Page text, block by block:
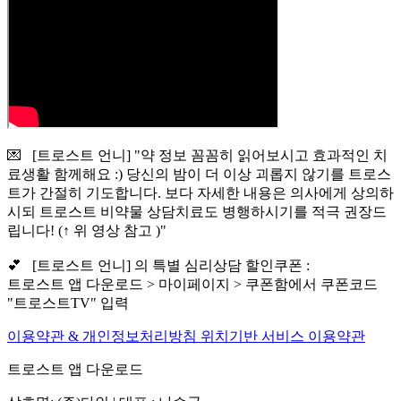
💌 [트로스트 언니] "약 정보 꼼꼼히 읽어보시고 효과적인 치
료생활 함께해요 :) 당신의 밤이 더 이상 괴롭지 않기를 트로스
트가 간절히 기도합니다. 보다 자세한 내용은 의사에게 상의하
시되 트로스트 비약물 상담치료도 병행하시기를 적극 권장드
립니다! (↑ 위 영상 참고 )"
💕 [트로스트 언니] 의 특별 심리상담 할인쿠폰 :
트로스트 앱 다운로드 > 마이페이지 > 쿠폰함에서 쿠폰코드
"트로스트TV" 입력
이용약관 & 개인정보처리방침 위치기반 서비스 이용약관
트로스트 앱 다운로드